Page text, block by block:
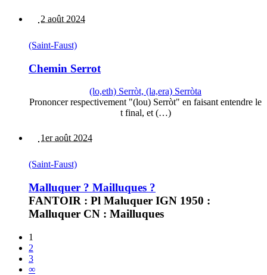
2 août 2024
(Saint-Faust)
Chemin Serrot
(lo,eth) Serròt, (la,era) Serròta
Prononcer respectivement "(lou) Serròt" en faisant entendre le
t final, et (…)
1er août 2024
(Saint-Faust)
Malluquer ? Mailluques ?
FANTOIR : Pl Maluquer IGN 1950 :
Malluquer CN : Mailluques
1
2
3
∞